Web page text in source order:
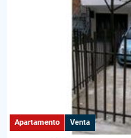
Apartamento Venta